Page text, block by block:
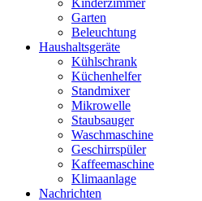
Kinderzimmer
Garten
Beleuchtung
Haushaltsgeräte
Kühlschrank
Küchenhelfer
Standmixer
Mikrowelle
Staubsauger
Waschmaschine
Geschirrspüler
Kaffeemaschine
Klimaanlage
Nachrichten